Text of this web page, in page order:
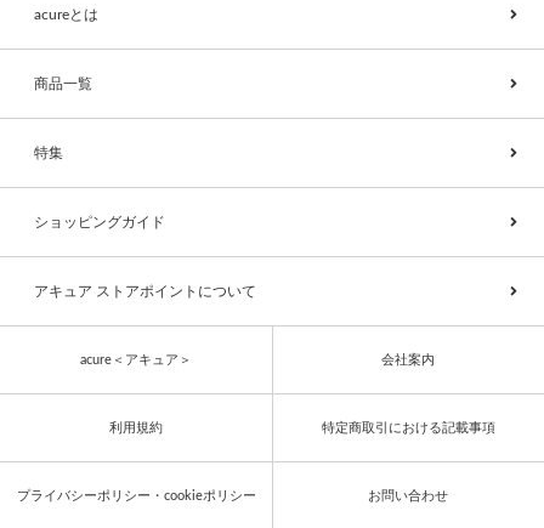
acureとは
商品一覧
特集
ショッピングガイド
アキュア ストアポイントについて
acure＜アキュア＞ 会社案内
利用規約 特定商取引における記載事項
プライバシーポリシー・cookieポリシー お問い合わせ